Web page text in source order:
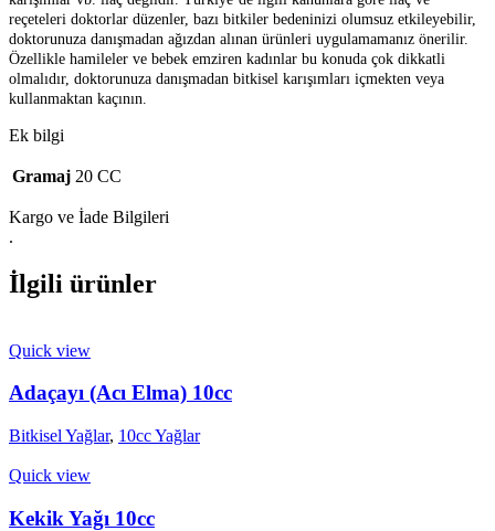
reçeteleri doktorlar düzenler, bazı bitkiler bedeninizi olumsuz etkileyebilir,
doktorunuza danışmadan ağızdan alınan ürünleri uygulamamanız önerilir.
Özellikle hamileler ve bebek emziren kadınlar bu konuda çok dikkatli
olmalıdır, doktorunuza danışmadan bitkisel karışımları içmekten veya
kullanmaktan kaçının.
Ek bilgi
Gramaj 20 CC
Kargo ve İade Bilgileri
.
İlgili ürünler
Quick view
Adaçayı (Acı Elma) 10cc
Bitkisel Yağlar, 10cc Yağlar
Quick view
Kekik Yağı 10cc